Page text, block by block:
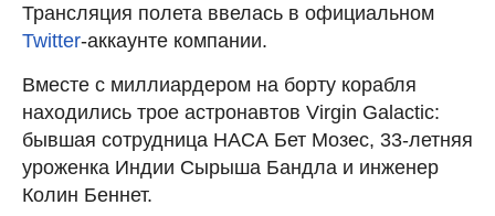
Трансляция полета ввелась в официальном
Twitter-аккаунте компании.
Вместе с миллиардером на борту корабля
находились трое астронавтов Virgin Galactic:
бывшая сотрудница НАСА Бет Мозес, 33-летняя
уроженка Индии Сырыша Бандла и инженер
Колин Беннет.